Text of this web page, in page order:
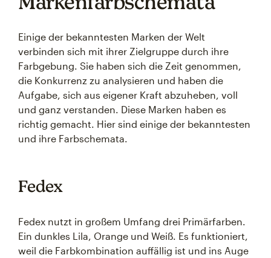
Einige der bekanntesten Marken der Welt
verbinden sich mit ihrer Zielgruppe durch ihre
Farbgebung. Sie haben sich die Zeit genommen,
die Konkurrenz zu analysieren und haben die
Aufgabe, sich aus eigener Kraft abzuheben, voll
und ganz verstanden. Diese Marken haben es
richtig gemacht. Hier sind einige der bekanntesten
und ihre Farbschemata.
Fedex
Fedex nutzt in großem Umfang drei Primärfarben.
Ein dunkles Lila, Orange und Weiß. Es funktioniert,
weil die Farbkombination auffällig ist und ins Auge